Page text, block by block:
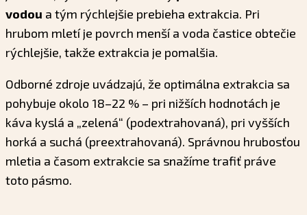
vodou a tým rýchlejšie prebieha extrakcia. Pri
hrubom mletí je povrch menší a voda častice obtečie
rýchlejšie, takže extrakcia je pomalšia.
Odborné zdroje uvádzajú, že optimálna extrakcia sa
pohybuje okolo 18–22 % – pri nižších hodnotách je
káva kyslá a „zelená“ (podextrahovaná), pri vyšších
horká a suchá (preextrahovaná). Správnou hrubosťou
mletia a časom extrakcie sa snažíme trafiť práve
toto pásmo.